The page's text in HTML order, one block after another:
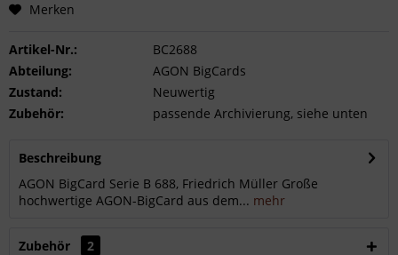
Merken
Artikel-Nr.:
BC2688
Abteilung:
AGON BigCards
Zustand:
Neuwertig
Zubehör:
passende Archivierung, siehe unten
Beschreibung
AGON BigCard Serie B 688, Friedrich Müller Große
hochwertige AGON-BigCard aus dem... mehr
Zubehör 2